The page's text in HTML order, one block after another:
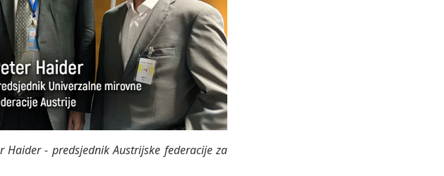
Haider - predsjednik Austrijske federacije za